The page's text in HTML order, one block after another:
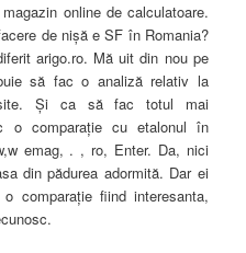
online de calculatoare.
de nişă e SF în Romania?
arigo.ro. Mă uit din nou pe
să fac o analiză relativ la
site. Şi ca să fac totul mai
o comparaţie cu etalonul în
emag, . , ro, Enter. Da, nici
din pădurea adormită. Dar ei
comparaţie fiind interesanta,